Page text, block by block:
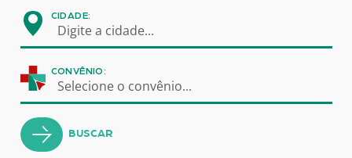
CIDADE:
Digite a cidade...
CONVÊNIO:
Selecione o convênio...
BUSCAR